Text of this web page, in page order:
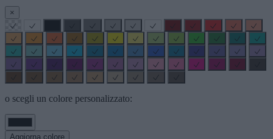
×
o scegli un colore personalizzato:
Aggiorna colore